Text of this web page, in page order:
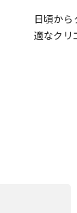
日頃から
適なクリ